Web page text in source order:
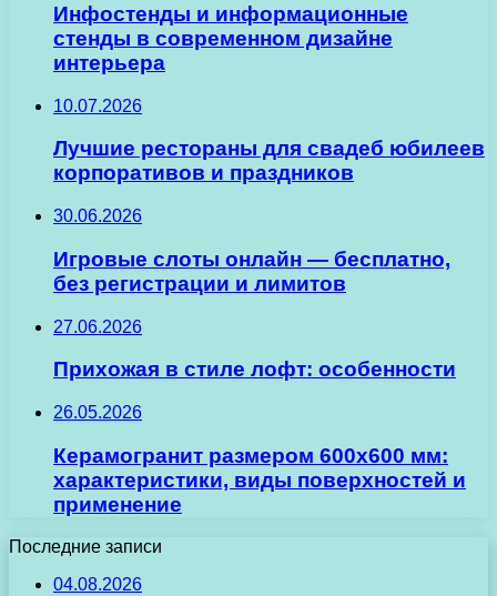
Инфостенды и информационные
стенды в современном дизайне
интерьера
10.07.2026
Лучшие рестораны для свадеб юбилеев
корпоративов и праздников
30.06.2026
Игровые слоты онлайн — бесплатно,
без регистрации и лимитов
27.06.2026
Прихожая в стиле лофт: особенности
26.05.2026
Керамогранит размером 600х600 мм:
характеристики, виды поверхностей и
применение
Последние записи
04.08.2026